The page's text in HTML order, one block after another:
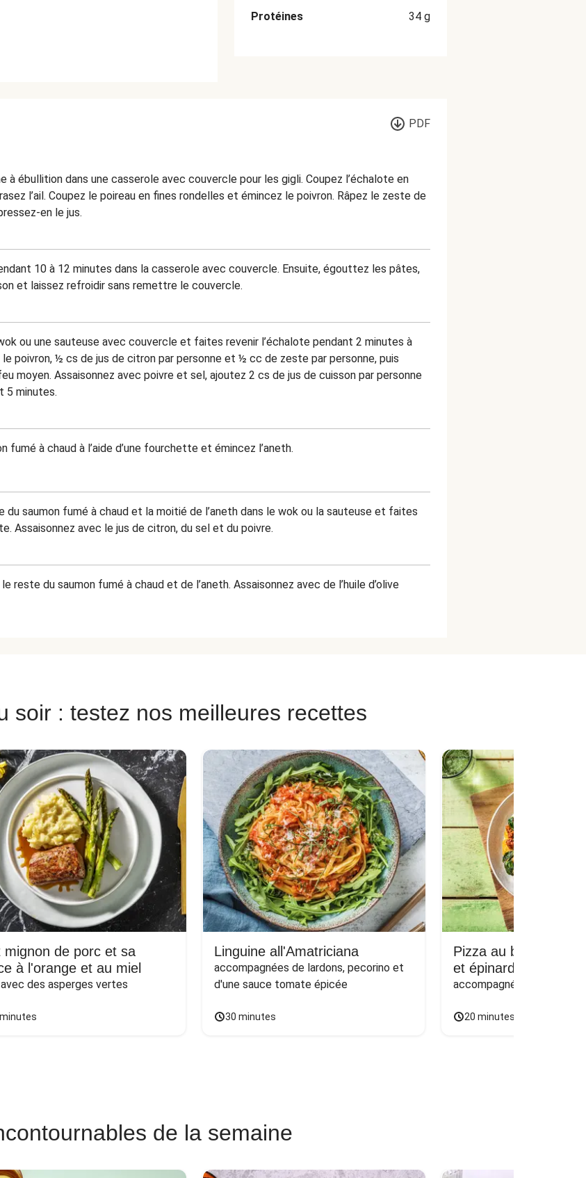
Protéines 34 g
PDF
à ébullition dans une casserole avec couvercle pour les gigli. Coupez l’échalote en
l’ail. Coupez le poireau en fines rondelles et émincez le poivron. Râpez le zeste de
en le jus.
10 à 12 minutes dans la casserole avec couvercle. Ensuite, égouttez les pâtes,
et laissez refroidir sans remettre le couvercle.
ou une sauteuse avec couvercle et faites revenir l’échalote pendant 2 minutes à
le poivron, ½ cs de jus de citron par personne et ½ cc de zeste par personne, puis
moyen. Assaisonnez avec poivre et sel, ajoutez 2 cs de jus de cuisson par personne
5 minutes.
fumé à chaud à l’aide d’une fourchette et émincez l’aneth.
du saumon fumé à chaud et la moitié de l’aneth dans le wok ou la sauteuse et faites
Assaisonnez avec le jus de citron, du sel et du poivre.
reste du saumon fumé à chaud et de l’aneth. Assaisonnez avec de l’huile d’olive
soir : testez nos meilleures recettes
mignon de porc et sa
à l'orange et au miel
des asperges vertes
Linguine all'Amatriciana
accompagnées de lardons, pecorino et
d'une sauce tomate épicée
30 minutes
Pizza au bœuf
et épinards sur naan
accompagnée d'une salade
20 minutes
de la semaine